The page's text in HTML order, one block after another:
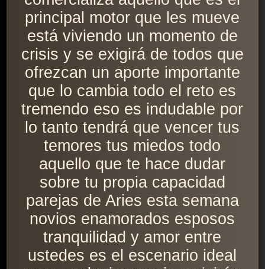
principal motor que les mueve
está viviendo un momento de
crisis y se exigirá de todos que
ofrezcan un aporte importante
que lo cambia todo el reto es
tremendo eso es indudable por
lo tanto tendrá que vencer tus
temores tus miedos todo
aquello que te hace dudar
sobre tu propia capacidad
parejas de Aries esta semana
novios enamorados esposos
tranquilidad y amor entre
ustedes es el escenario ideal